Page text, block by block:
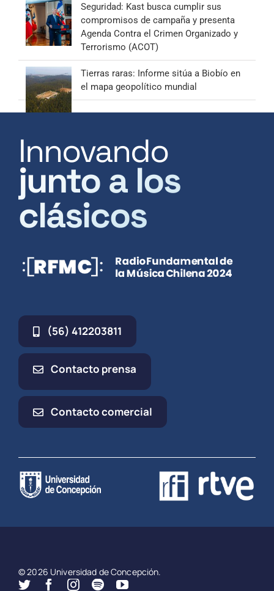
Seguridad: Kast busca cumplir sus
compromisos de campaña y presenta
Agenda Contra el Crimen Organizado y
Terrorismo (ACOT)
Tierras raras: Informe sitúa a Biobío en
el mapa geopolítico mundial
Innovando
junto a los
clásicos
(56) 412203811
Contacto prensa
Contacto comercial
© 2026 Universidad de Concepción.